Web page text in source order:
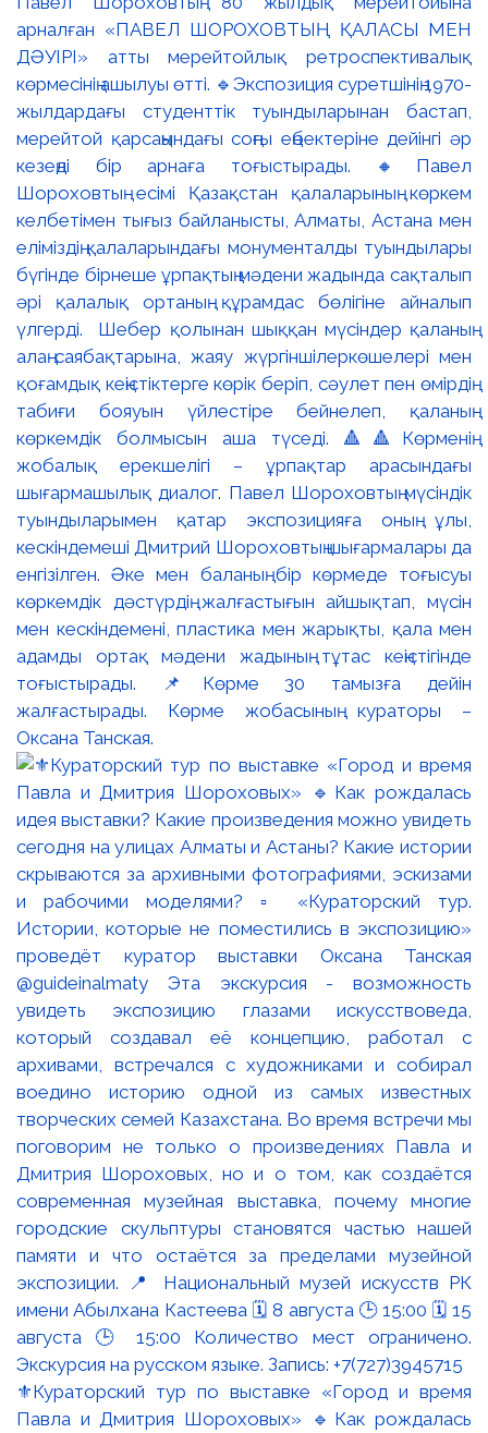
арналған «ПАВЕЛ ШОРОХОВТЫҢ ҚАЛАСЫ МЕН
ДӘУІРІ» атты мерейтойлық ретроспективалық
көрмесінің ашылуы өтті. 🔹Экспозиция суретшінің 1970-
жылдардағы студенттік туындыларынан бастап,
мерейтой қарсаңындағы соңғы еңбектеріне дейінгі әр
кезеңді бір арнаға тоғыстырады. 🔸Павел
Шороховтың есімі Қазақстан қалаларының көркем
келбетімен тығыз байланысты, Алматы, Астана мен
еліміздің қалаларындағы монументалды туындылары
бүгінде бірнеше ұрпақтың мәдени жадында сақталып
әрі қалалық ортаның құрамдас бөлігіне айналып
үлгерді. Шебер қолынан шыққан мүсіндер қаланың
алаң-саябақтарына, жаяу жүргіншілеркөшелері мен
қоғамдық кеңістіктерге көрік беріп, сәулет пен өмірдің
табиғи бояуын үйлестіре бейнелеп, қаланың
көркемдік болмысын аша түседі. 🔺🔺Көрменің
жобалық ерекшелігі – ұрпақтар арасындағы
шығармашылық диалог. Павел Шороховтың мүсіндік
туындыларымен қатар экспозицияға оның ұлы,
кескіндемеші Дмитрий Шороховтың шығармалары да
енгізілген. Әке мен баланың бір көрмеде тоғысуы
көркемдік дәстүрдің жалғастығын айшықтап, мүсін
мен кескіндемені, пластика мен жарықты, қала мен
адамды ортақ мәдени жадының тұтас кеңістігінде
тоғыстырады. 📌Көрме 30 тамызға дейін
жалғастырады. Көрме жобасының кураторы –
Оксана Танская.
⚜️Кураторский тур по выставке «Город и время
Павла и Дмитрия Шороховых» 🔹Как рождалась